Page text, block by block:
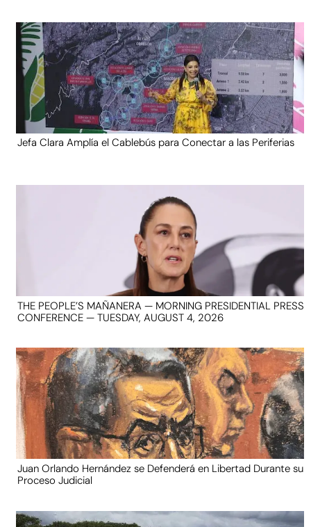
Jefa Clara Amplía el Cablebús para Conectar a las Periferias
THE PEOPLE’S MAÑANERA — MORNING PRESIDENTIAL PRESS
CONFERENCE — TUESDAY, AUGUST 4, 2026
Juan Orlando Hernández se Defenderá en Libertad Durante su
Proceso Judicial